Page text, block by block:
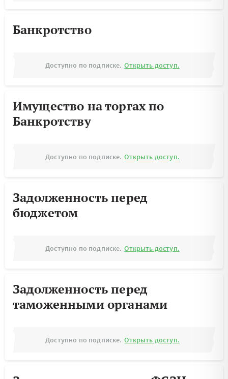
Банкротство
Доступно по подписке. Открыть доступ.
Имущество на торгах по
Банкротству
Доступно по подписке. Открыть доступ.
Задолженность перед
бюджетом
Доступно по подписке. Открыть доступ.
Задолженность перед
таможенными органами
Доступно по подписке. Открыть доступ.